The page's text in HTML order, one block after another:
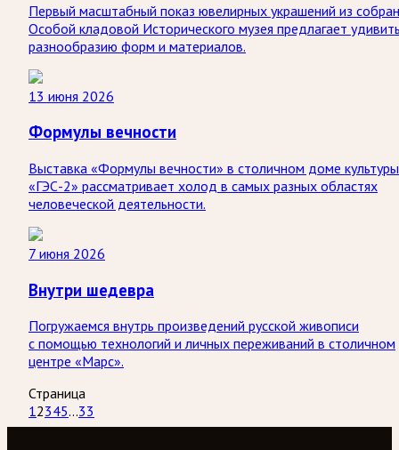
Первый масштабный показ ювелирных украшений из
Особой кладовой Исторического музея предлагает
разнообразию форм и материалов.
13 июня 2026
Формулы вечности
Выставка «Формулы вечности» в столичном доме культуры
«ГЭС-2» рассматривает холод в самых разных областях
человеческой деятельности.
7 июня 2026
Внутри шедевра
Погружаемся внутрь произведений русской живописи
с помощью технологий и личных переживаний в столичном
центре «Марс».
Страница
12345...33